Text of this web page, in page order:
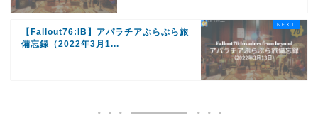
【Fallout76:IB】アパラチアぶらぶら旅
備忘録（2022年3月1...